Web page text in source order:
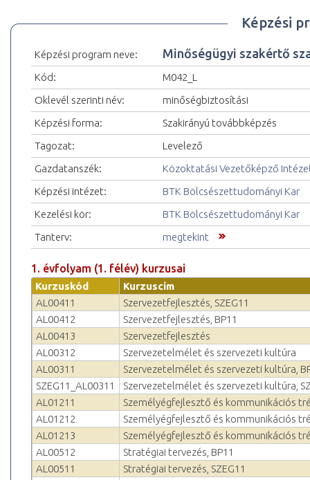
Képzési
Képzési program neve: Minőségügyi szakértő
Kód:
M042_L
Oklevél szerinti név:
minőségbiztosítási
Képzési forma:
Szakirányú továbbképzés
Tagozat:
Levelező
Gazdatanszék:
Közoktatási Vezetőképző
Képzési intézet:
BTK Bölcsészettudományi Kar
Kezelési kör:
BTK Bölcsészettudományi Kar
Tanterv:
megtekint
1. évfolyam (1. félév) kurzusai
Kurzuskód
Kurzuscím
AL00411
Szervezetfejlesztés, SZEG11
AL00412
Szervezetfejlesztés, BP11
AL00413
Szervezetfejlesztés
AL00312
Szervezetelmélet és szerveze­ti kultúra
AL00311
Szervezetelmélet és szerveze­ti kultúra,
SZEG11_AL00311
Szervezetelmélet és szerveze­ti kultúra,
AL01211
Személyégfejlesztő és kommunikációs
AL01212
Személyégfejlesztő és kommunikációs
AL01213
Személyégfejlesztő és kommunikációs
AL00512
Stratégiai tervezés, BP11
AL00511
Stratégiai tervezés, SZEG11